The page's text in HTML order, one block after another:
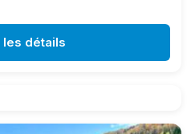
les détails